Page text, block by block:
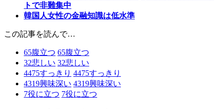
トで非難集中
韓国人女性の金融知識は低水準
この記事を読んで…
65腹立つ 65腹立つ
32悲しい 32悲しい
4475すっきり 4475すっきり
4319興味深い 4319興味深い
7役に立つ 7役に立つ